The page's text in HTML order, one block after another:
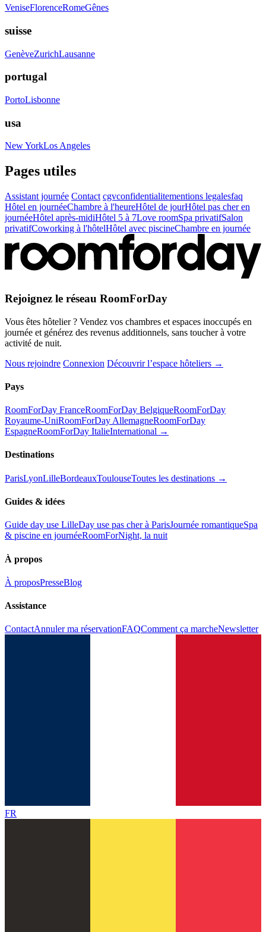
VeniseFlorenceRomeGênes
suisse
GenèveZurichLausanne
portugal
PortoLisbonne
usa
New YorkLos Angeles
Pages utiles
Assistant journée Contact cgvconfidentialitementions legalesfaq
Hôtel en journéeChambre à l'heureHôtel de jourHôtel pas cher en
journéeHôtel après-midiHôtel 5 à 7Love roomSpa privatifSalon
privatifCoworking à l'hôtelHôtel avec piscineChambre en journée
Rejoignez le réseau RoomForDay
Vous êtes hôtelier ? Vendez vos chambres et espaces inoccupés en
journée et générez des revenus additionnels, sans toucher à votre
activité de nuit.
Nous rejoindre Connexion Découvrir l’espace hôteliers →
Pays
RoomForDay FranceRoomForDay BelgiqueRoomForDay
Royaume-UniRoomForDay AllemagneRoomForDay
EspagneRoomForDay ItalieInternational →
Destinations
ParisLyonLilleBordeauxToulouseToutes les destinations →
Guides & idées
Guide day use LilleDay use pas cher à ParisJournée romantiqueSpa
& piscine en journéeRoomForNight, la nuit
À propos
À proposPresseBlog
Assistance
ContactAnnuler ma réservationFAQComment ça marcheNewsletter
FR